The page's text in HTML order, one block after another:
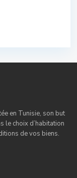
en Tunisie, son but
le choix d’habitation
de vos biens.